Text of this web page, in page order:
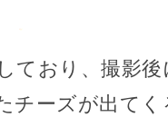
ており、撮影
チーズが出て